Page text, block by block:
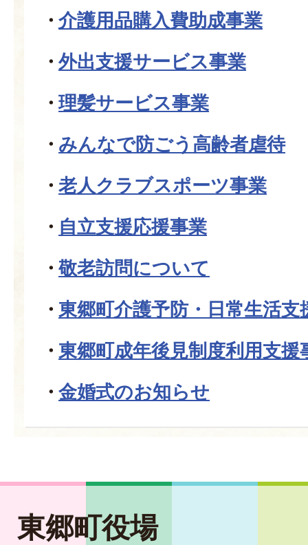
介護用品購入費助成事業
外出支援サービス事業
理髪サービス事業
みんなで防ごう高齢者虐待
老人クラブスポーツ事業
自立支援応援事業
敬老訪問について
東郷町介護予防・日常生活支
東郷町成年後見制度利用支
金婚式のお知らせ
東郷町役場